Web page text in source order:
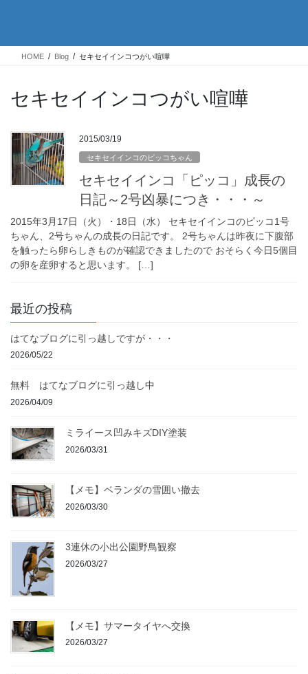
HOME Blog セキセイインコつがい喧嘩
セキセイインコつがい喧嘩
2015/03/19
セキセイインコのピッコちゃん
セキセイインコ「ピッコ」成長の
日記～2号凶暴につき・・・～
2015年3月17日（火）・18日（水） セキセイインコのピッコ1号
ちゃん、2号ちゃんの成長の日記です。 2号ちゃんは昨夜に下腹部
を触ったら卵らしきものが確認できましたので おそらく今日5個目
の卵を産卵すると思います。 […]
最近の投稿
はてなブログに引っ越しですが・・・
2026/05/22
無料 はてなブログに引っ越し中
2026/04/09
ミライース凹みキズDIY塗装
2026/03/31
【メモ】ベランダの雪囲い撤去
2026/03/30
3連休の小出公園野鳥観察
2026/03/27
【メモ】サマータイヤへ交換
2026/03/27